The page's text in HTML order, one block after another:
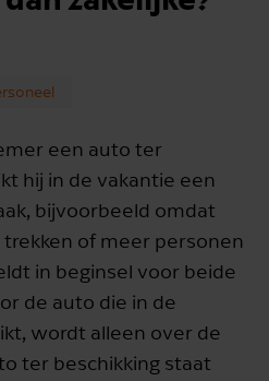
een auto ter
hij in de vakantie een
bijvoorbeeld omdat
trekken of meer personen
in beginsel voor beide
de auto die in de
wordt alleen over de
ter beschikking staat